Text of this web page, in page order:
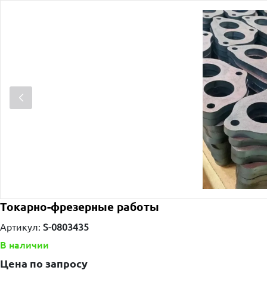
Токарно-фрезерные работы
Артикул: S-0803435
В наличии
Цена по запросу